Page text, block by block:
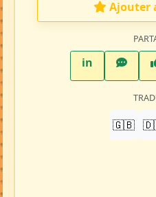
Ajouter
inLinkedIn
🇬🇧